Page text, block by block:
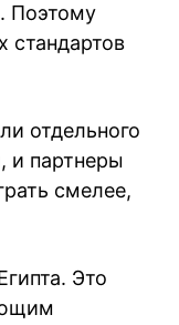
Поэтому
стандартов
отдельного
и партнеры
смелее,
Это